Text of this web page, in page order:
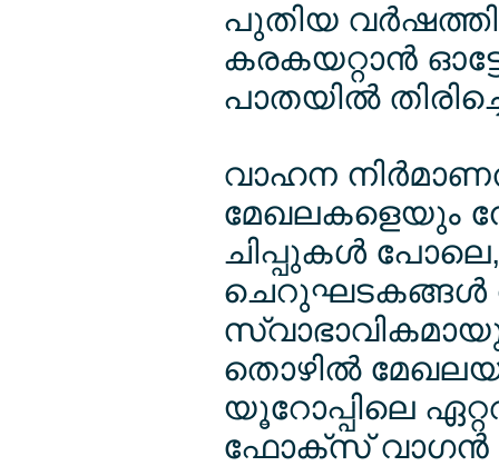
പുതിയ
കരകയറ്റാന്‍
പാതയില്‍
വാഹന
മേഖലകളെയും
ചിപ്പുകള്‍
ചെറുഘടകങ്ങള്‍
തൊഴില്‍
യൂറോപ്പിലെ
ഫോക്സ് വാഗന്‍